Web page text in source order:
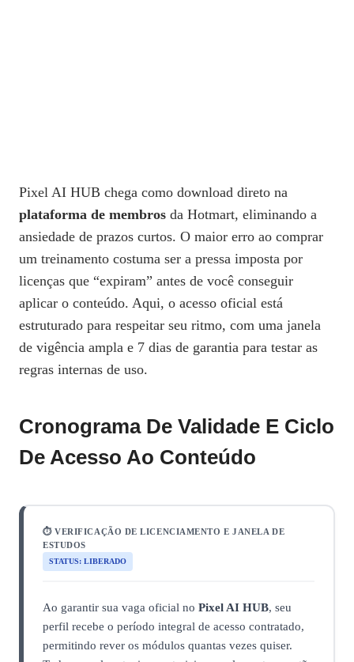
Pixel AI HUB chega como download direto na
plataforma de membros da Hotmart, eliminando a
ansiedade de prazos curtos. O maior erro ao comprar
um treinamento costuma ser a pressa imposta por
licenças que “expiram” antes de você conseguir
aplicar o conteúdo. Aqui, o acesso oficial está
estruturado para respeitar seu ritmo, com uma janela
de vigência ampla e 7 dias de garantia para testar as
regras internas de uso.
Cronograma De Validade E Ciclo
De Acesso Ao Conteúdo
⏱️ VERIFICAÇÃO DE LICENCIAMENTO E JANELA DE
ESTUDOS
STATUS: LIBERADO
Ao garantir sua vaga oficial no Pixel AI HUB, seu
perfil recebe o período integral de acesso contratado,
permitindo rever os módulos quantas vezes quiser.